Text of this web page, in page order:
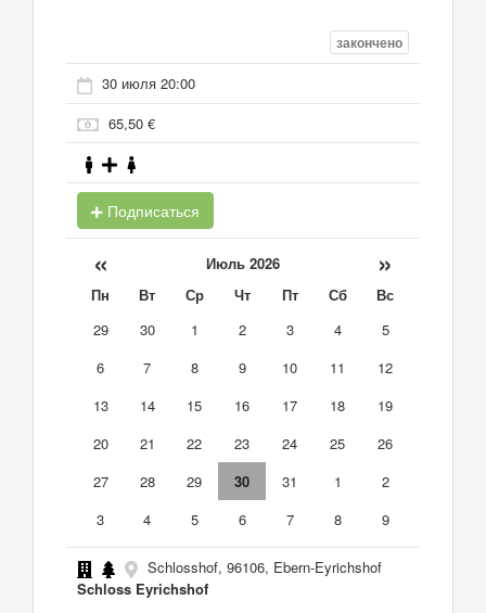
закончено
30 июля 20:00
65,50 €
Подписаться
« Июль 2026 »
Пн Вт Ср Чт Пт Сб
Вс
29
30 1 2 3 4
5
6
7 8 9 10 11
12
13
14 15 16 17 18
19
20
21 22 23 24 25
26
27
28 29 30 31 1
2
3
4 5 6 7 8 9
Schlosshof, 96106, Ebern-Eyrichshof
Schloss Eyrichshof